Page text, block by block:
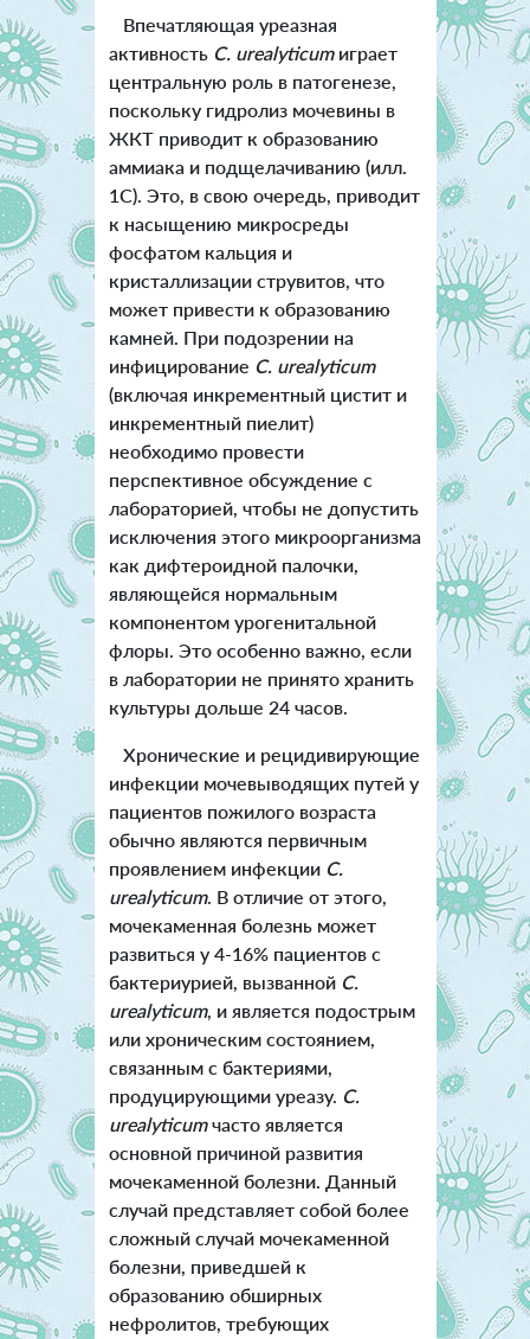
Впечатляющая уреазная
активность C. urealyticumиграет
центральную роль в патогенезе,
поскольку гидролиз мочевины в
ЖКТ приводит к образованию
аммиака и подщелачиванию (илл.
1С). Это, в свою очередь, приводит
к насыщению микросреды
фосфатом кальция и
кристаллизации струвитов, что
может привести к образованию
камней. При подозрении на
инфицирование C. urealyticum
(включая инкрементный цистит и
инкрементный пиелит)
необходимо провести
перспективное обсуждение с
лабораторией, чтобы не допустить
исключения этого микроорганизма
как дифтероидной палочки,
являющейся нормальным
компонентом урогенитальной
флоры. Это особенно важно, если
в лаборатории не принято хранить
культуры дольше 24 часов.
Хронические и рецидивирующие
инфекции мочевыводящих путей у
пациентов пожилого возраста
обычно являются первичным
проявлением инфекции C.
urealyticum. В отличие от этого,
мочекаменная болезнь может
развиться у 4-16% пациентов с
бактериурией, вызванной C.
urealyticum, и является подострым
или хроническим состоянием,
связанным с бактериями,
продуцирующими уреазу. C.
urealyticumчасто является
основной причиной развития
мочекаменной болезни. Данный
случай представляет собой более
сложный случай мочекаменной
болезни, приведшей к
образованию обширных
нефролитов, требующих